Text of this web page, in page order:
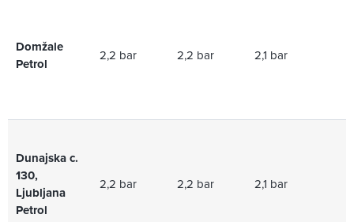
Domžale
Petrol
2,2 bar 2,2 bar 2,1 bar
Dunajska c.
130,
Ljubljana
Petrol
2,2 bar 2,2 bar 2,1 bar